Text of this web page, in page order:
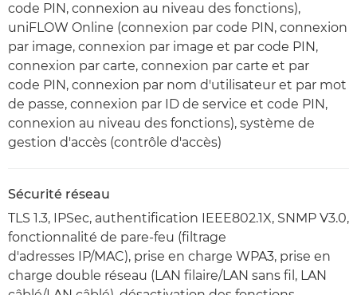
code PIN, connexion au niveau des fonctions),
uniFLOW Online (connexion par code PIN, connexion
par image, connexion par image et par code PIN,
connexion par carte, connexion par carte et par
code PIN, connexion par nom d'utilisateur et par mot
de passe, connexion par ID de service et code PIN,
connexion au niveau des fonctions), système de
gestion d'accès (contrôle d'accès)
Sécurité réseau
TLS 1.3, IPSec, authentification IEEE802.1X, SNMP V3.0,
fonctionnalité de pare-feu (filtrage
d'adresses IP/MAC), prise en charge WPA3, prise en
charge double réseau (LAN filaire/LAN sans fil, LAN